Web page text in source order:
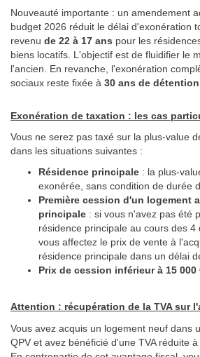
Nouveauté importante : un amendement
budget 2026 réduit le délai d'exonération
revenu de 22 à 17 ans pour les
biens locatifs. L'objectif est de fluidifier le
l'ancien. En revanche, l'exonération
sociaux reste fixée à 30 ans de détention
Exonération de taxation : les cas
Vous ne serez pas taxé sur la plus-value
dans les situations suivantes :
Résidence principale : la plus-
exonérée, sans condition de durée
Première cession d'un logement
principale : si vous n'avez pas été
résidence principale au cours des
vous affectez le prix de vente à
résidence principale dans un délai
Prix de cession inférieur à 15 000
Attention : récupération de la TVA sur
Vous avez acquis un logement neuf dans
QPV et avez bénéficié d'une TVA réduite